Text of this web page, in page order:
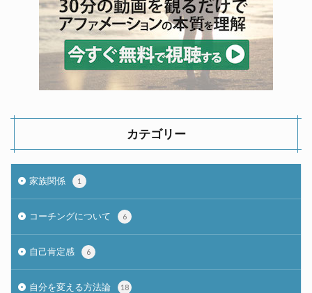
カテゴリー
家族関係 1
コーチングについて 6
自己肯定感 6
自分を変える方法論 18